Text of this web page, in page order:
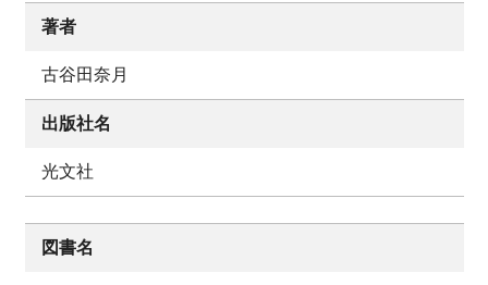
著者
古谷田奈月
出版社名
光文社
図書名